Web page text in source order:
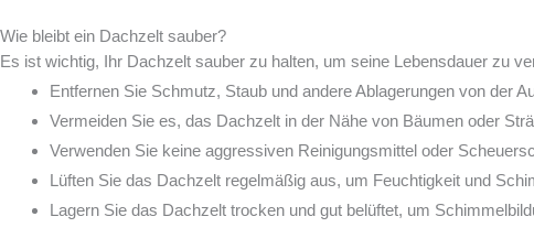
Wie bleibt ein Dachzelt sauber?
Es ist wichtig, Ihr Dachzelt sauber zu halten, um seine Lebensdauer zu
Entfernen Sie Schmutz, Staub und andere Ablagerungen von der
Vermeiden Sie es, das Dachzelt in der Nähe von Bäumen oder
Verwenden Sie keine aggressiven Reinigungsmittel oder
Lüften Sie das Dachzelt regelmäßig aus, um Feuchtigkeit und
Lagern Sie das Dachzelt trocken und gut belüftet, um